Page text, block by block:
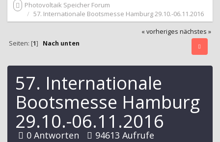
Photovoltaik Speicher Forum
57. Internationale Bootsmesse Hamburg 29.10.-06.11.2016
« vorheriges nächstes »
Seiten: [1] Nach unten
57. Internationale
Bootsmesse Hamburg
29.10.-06.11.2016
0 Antworten 94613 Aufrufe